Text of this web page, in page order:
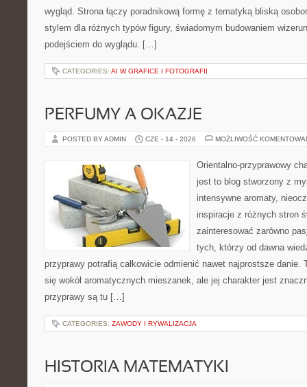
wygląd. Strona łączy poradnikową formę z tematyką bliską
stylem dla różnych typów figury, świadomym budowaniem
podejściem do wyglądu. […]
CATEGORIES: AI W GRAFICE I FOTOGRAFII
PERFUMY A OKAZJE
POSTED BY ADMIN CZE - 14 - 2026 MOŻLIWOŚĆ
Orientalno-przyprawowy
jest to blog stworzony z
intensywne aromaty,
inspiracje z różnych stron
zainteresować zarówno
tych, którzy od dawna
przyprawy potrafią całkowicie odmienić nawet najprostsze danie.
się wokół aromatycznych mieszanek, ale jej charakter jest
przyprawy są tu […]
CATEGORIES: ZAWODY I RYWALIZACJA
HISTORIA MATEMATYKI